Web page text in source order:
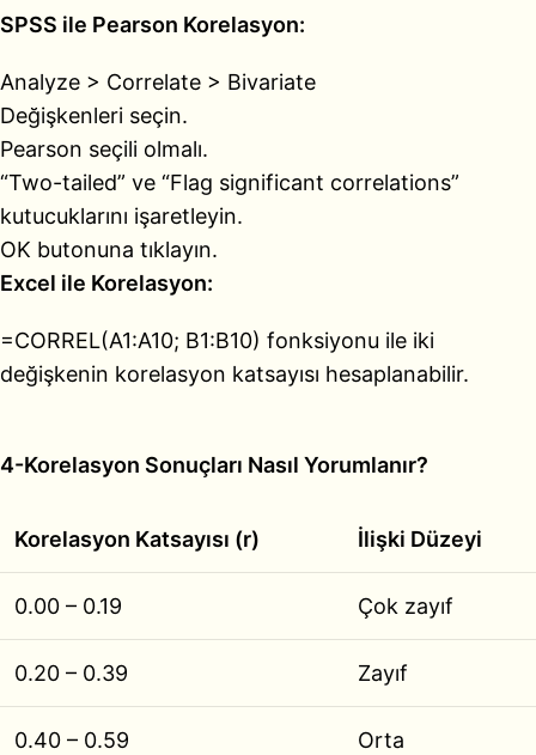
SPSS ile Pearson Korelasyon:
Analyze > Correlate > Bivariate
Değişkenleri seçin.
Pearson seçili olmalı.
“Two-tailed” ve “Flag significant correlations”
kutucuklarını işaretleyin.
OK butonuna tıklayın.
Excel ile Korelasyon:
=CORREL(A1:A10; B1:B10) fonksiyonu ile iki
değişkenin korelasyon katsayısı hesaplanabilir.
4-Korelasyon Sonuçları Nasıl Yorumlanır?
Korelasyon Katsayısı (r) İlişki Düzeyi
0.00 – 0.19 Çok zayıf
0.20 – 0.39 Zayıf
0.40 – 0.59 Orta